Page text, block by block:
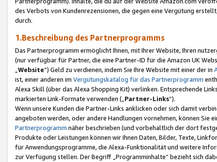
des Verbots von Kundenrezensionen, die gegen eine Vergütung
durch.
1.Beschreibung des Partnerprogramms
Das Partnerprogramm ermöglicht Ihnen, mit Ihrer Website, Ihren
(nur verfügbar für Partner, die eine Partner-ID für die Amazon UK
Website“) Geld zu verdienen, indem Sie Ihre Website mit einer der in
ist, einer anderen im Vergütungskatalog für das Partnerprogramm
Alexa Skill (über das Alexa Shopping Kit) verlinken. Entsprechende
markierten Link-Formate verwenden („ Partner-Links“).
Wenn unsere Kunden die Partner-Links anklicken oder sich damit
angeboten werden, oder andere Handlungen vornehmen, können Sie
Partnerprogramm näher beschrieben (und vorbehaltlich der dort
Produkte oder Leistungen können wir Ihnen Daten, Bilder, Texte,
für Anwendungsprogramme, die Alexa-Funktionalität und weitere
zur Verfügung stellen. Der Begriff „Programminhalte“ bezieht sich